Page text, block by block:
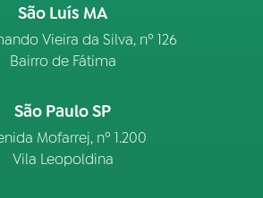
São Luís MA
Vieira da Silva, nº 126
Bairro de Fátima
São Paulo SP
Mofarrej, nº 1.200
Vila Leopoldina